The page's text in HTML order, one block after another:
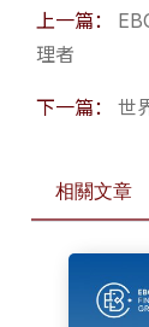
上一篇：
理者
下一篇： 世
相關文章